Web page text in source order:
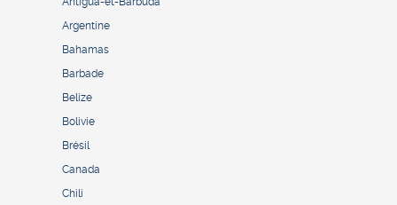
Argentine
Bahamas
Barbade
Belize
Bolivie
Brésil
Canada
Chili